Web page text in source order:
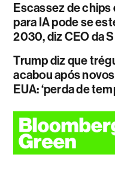
Escassez de chips
para IA pode se
2030, diz CEO da
Trump diz que
acabou após
EUA: ‘perda de